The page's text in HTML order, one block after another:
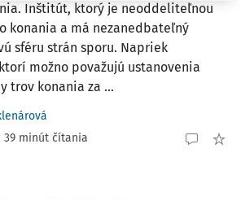
Inštitút, ktorý je neoddeliteľnou
konania a má nezanedbateľný
sféru strán sporu. Napriek
možno považujú ustanovenia
trov konania za ...
39 minút čítania